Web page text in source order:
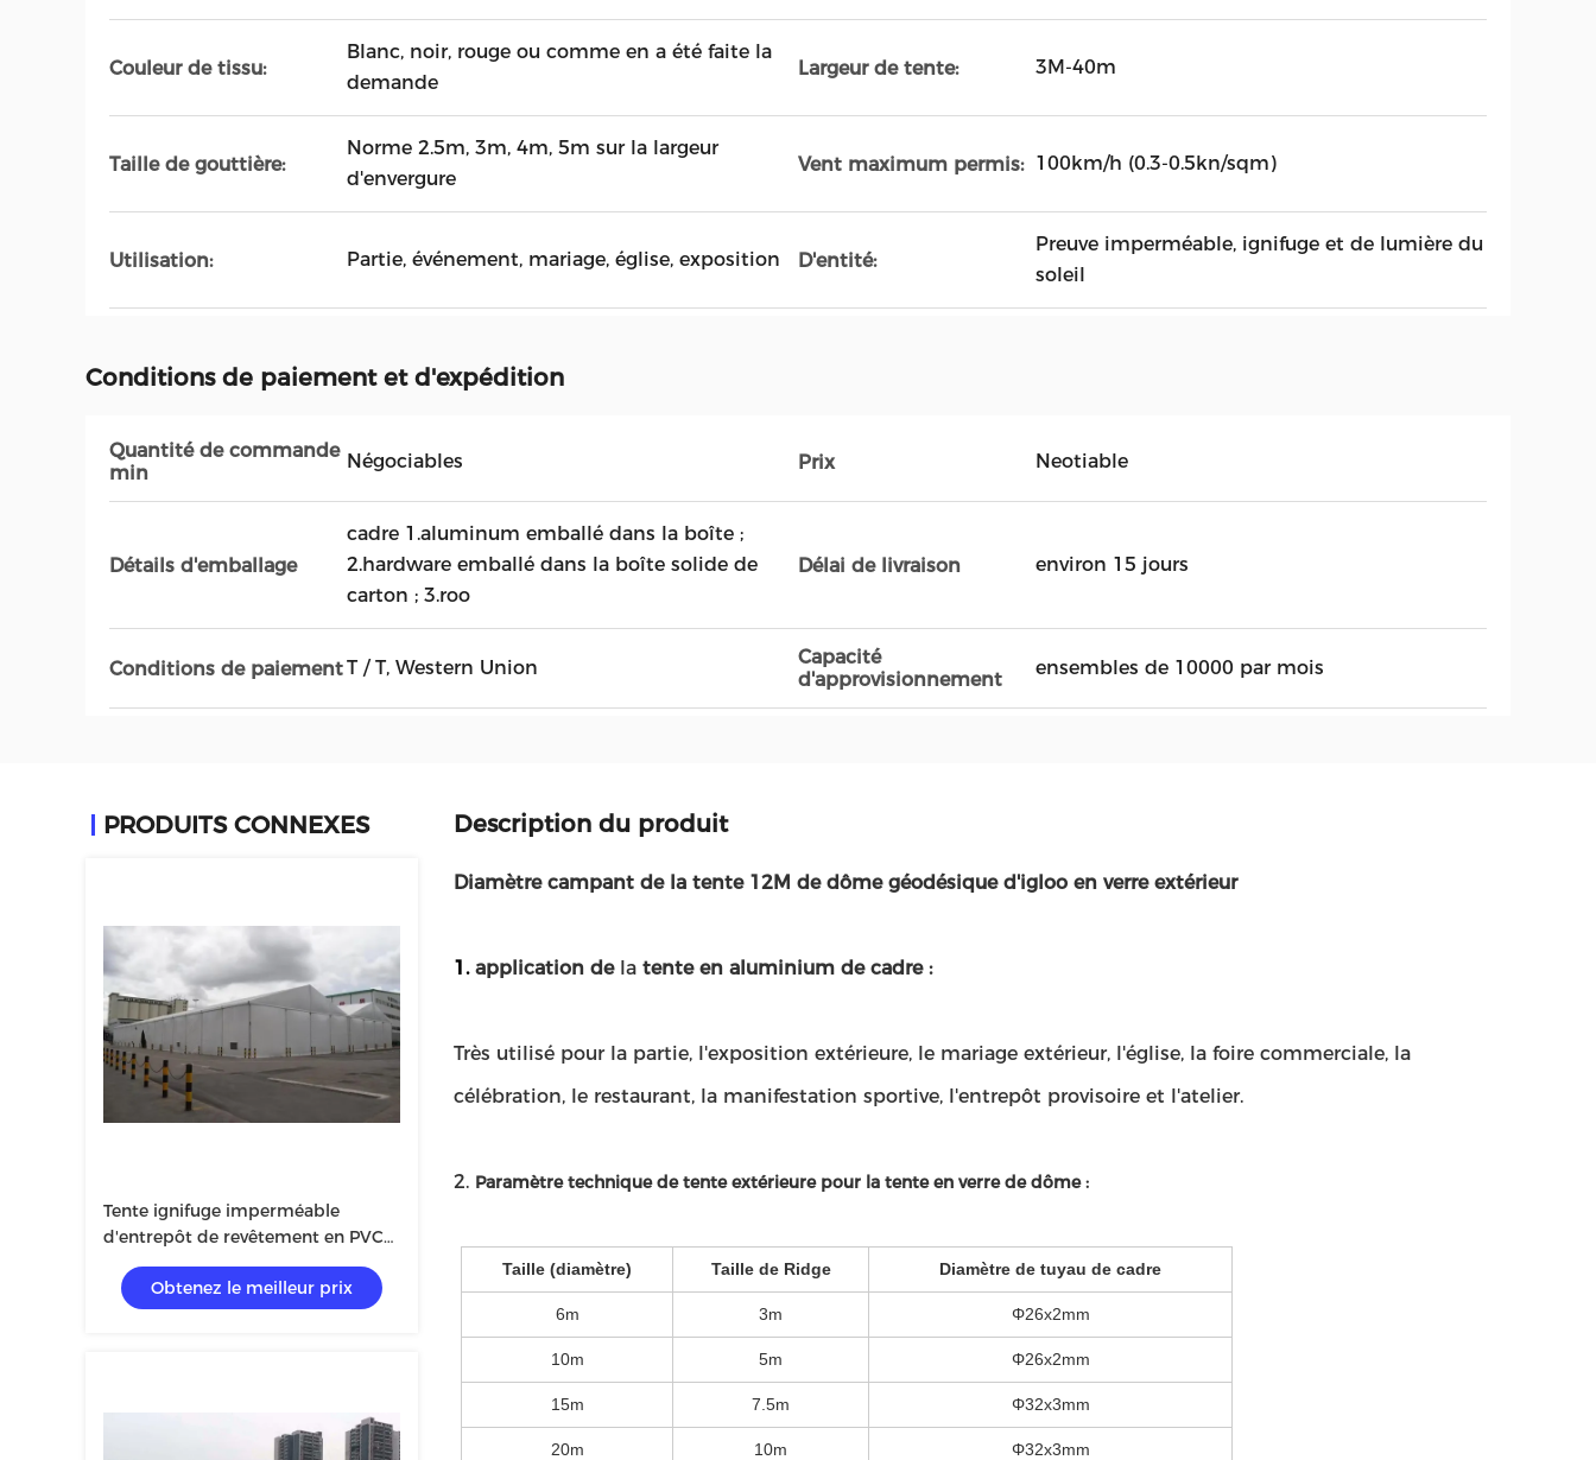
Couleur de tissu:
Blanc, noir, rouge ou comme en a été faite la
demande
Largeur de tente: 3M-40m
Taille de gouttière:
Norme 2.5m, 3m, 4m, 5m sur la largeur
d'envergure
Vent maximum permis: 100km/h (0.3-0.5kn/sqm)
Utilisation: Partie, événement, mariage, église, exposition D'entité:
Preuve imperméable, ignifuge et de lumière du
soleil
Conditions de paiement et d'expédition
Quantité de commande
min
Négociables Prix Neotiable
Détails d'emballage
cadre 1.aluminum emballé dans la boîte ;
2.hardware emballé dans la boîte solide de
carton ; 3.roo
Délai de livraison environ 15 jours
Conditions de paiementT / T, Western Union
Capacité
d'approvisionnement
ensembles de 10000 par mois
PRODUITS CONNEXES
Tente ignifuge imperméable
d'entrepôt de revêtement en PVC
grande pour Storaging
Obtenez le meilleur prix
Description du produit
Diamètre campant de la tente 12M de dôme géodésique d'igloo en verre extérieur
1. application dela tente en aluminium de cadre :
Très utilisé pour la partie, l'exposition extérieure, le mariage extérieur, l'église, la foire commerciale, la
célébration, le restaurant, la manifestation sportive, l'entrepôt provisoire et l'atelier.
2. Paramètre technique de tente extérieure pour la tente en verre de dôme :
Taille (diamètre) Taille de Ridge Diamètre de tuyau de cadre
6m 3m Φ26x2mm
10m 5m Φ26x2mm
15m 7.5m Φ32x3mm
20m 10m Φ32x3mm